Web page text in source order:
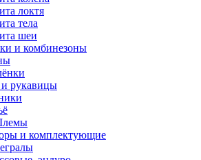
локтя
тела
шеи
и комбинезоны
рукавицы
и комплектующие